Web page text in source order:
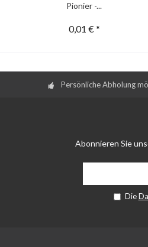
Pionier -...
0,01 € *
Persönliche Abholung
Abonnieren Sie
Die